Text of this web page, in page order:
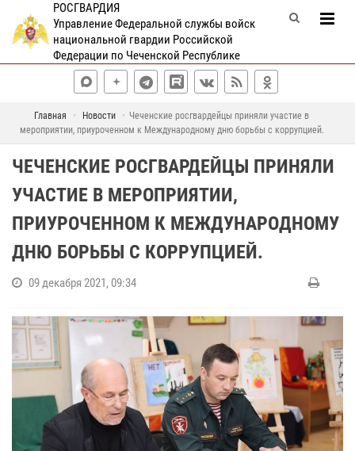
РОСГВАРДИЯ
Управление Федеральной службы войск
национальной гвардии Российской
Федерации по Чеченской Республике
Главная Новости
Чеченские росгвардейцы приняли участие в
мероприятии, приуроченном к Международному дню борьбы с коррупцией.
ЧЕЧЕНСКИЕ РОСГВАРДЕЙЦЫ ПРИНЯЛИ
УЧАСТИЕ В МЕРОПРИЯТИИ,
ПРИУРОЧЕННОМ К МЕЖДУНАРОДНОМУ
ДНЮ БОРЬБЫ С КОРРУПЦИЕЙ.
09 декабря 2021, 09:34